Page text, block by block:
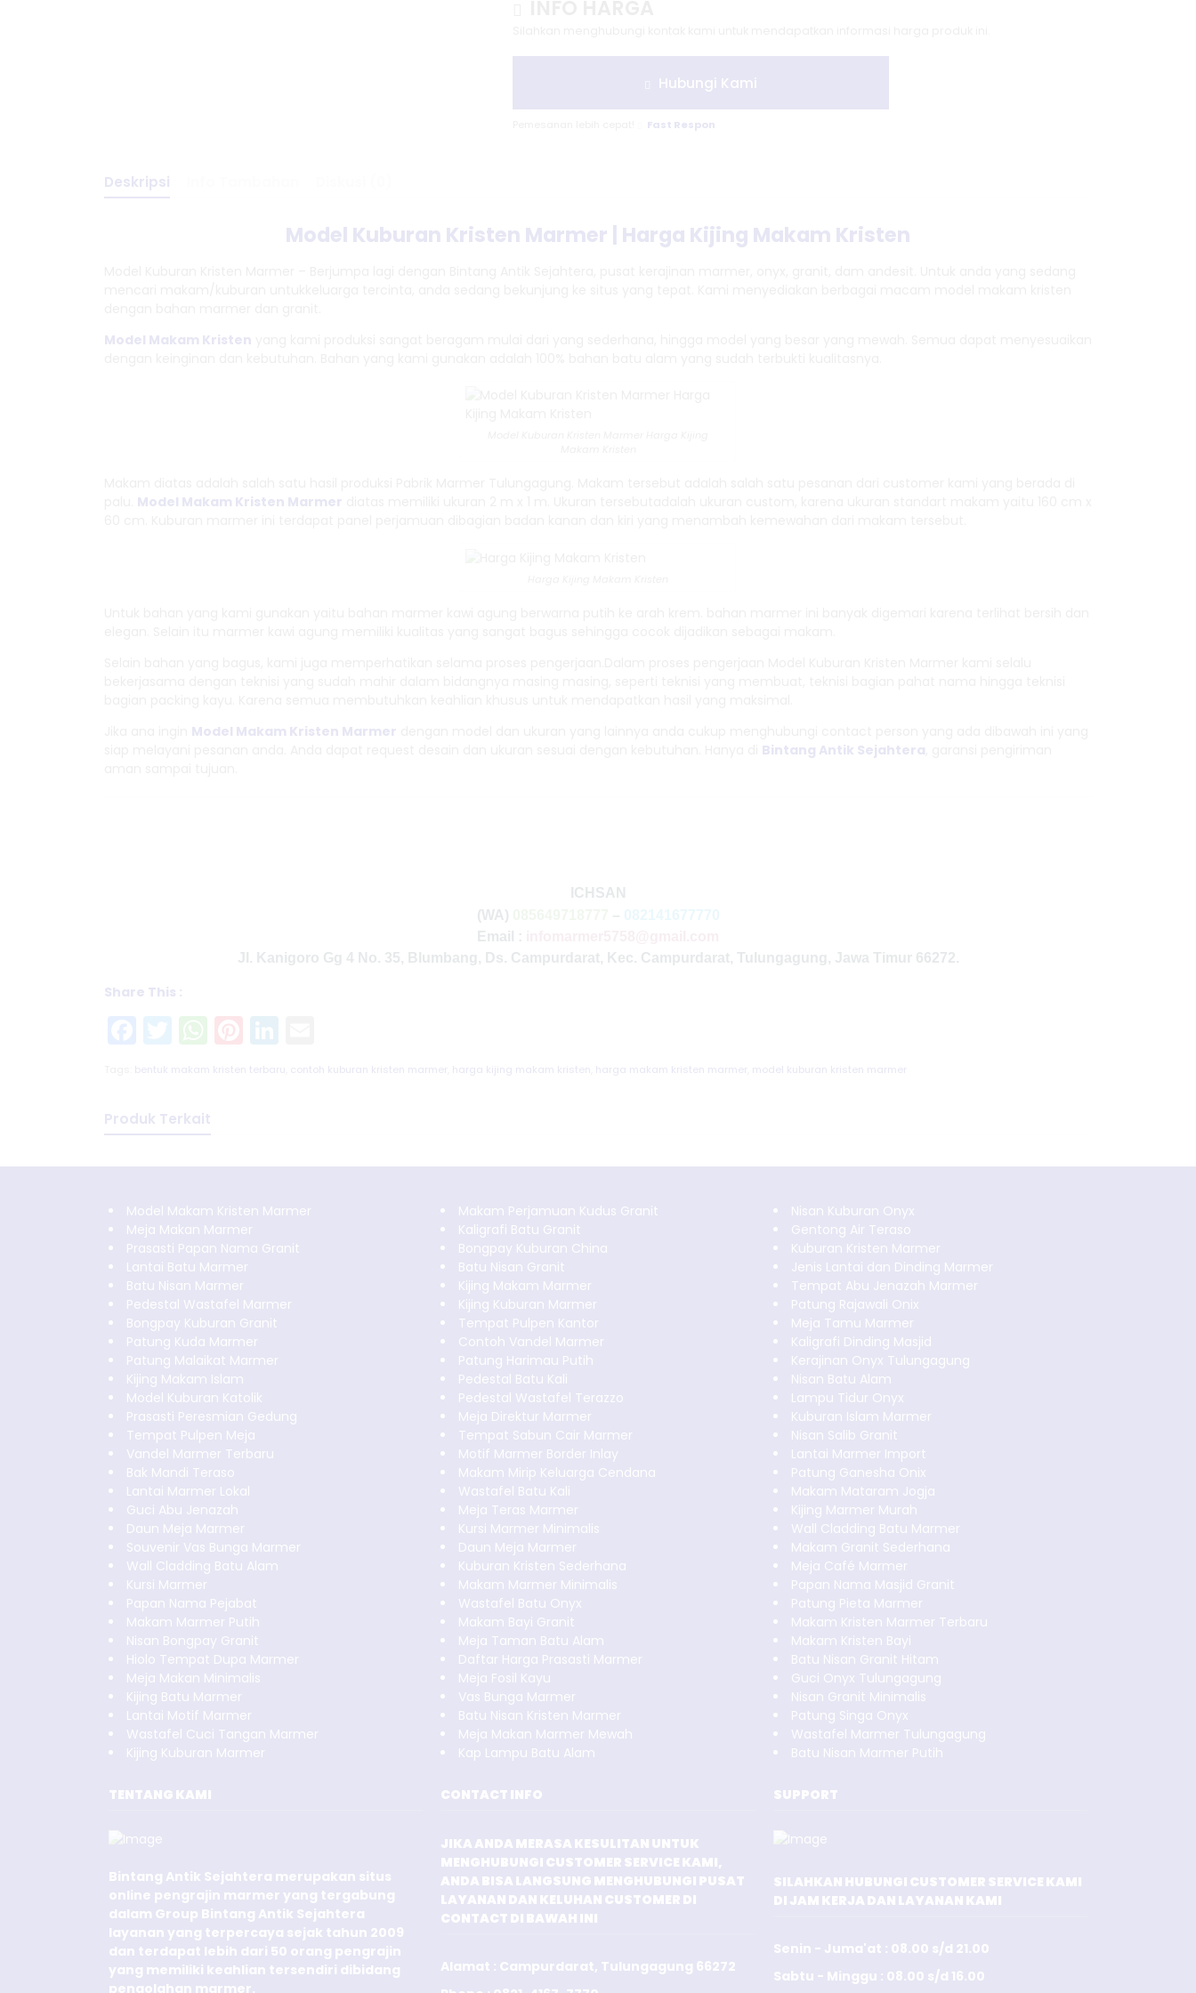
Hubungi Kami
Fast Respon
Deskripsi
Model Kuburan Kristen Marmer | Harga Kijing Makam Kristen
Model Makam Kristen
Model Makam Kristen Marmer
Model Makam Kristen Marmer
Bintang Antik Sejahtera
ICHSAN
(WA)
–
Email :
Jl. Kanigoro Gg 4 No. 35, Blumbang, Ds. Campurdarat, Kec. Campurdarat, Tulungagung, Jawa Timur 66272.
Share This :
Facebook
Twitter
WhatsApp
Pinterest
bentuk makam kristen terbaru contoh kuburan kristen marmer harga kijing makam kristen harga makam kristen marmer model kuburan kristen marmer
Produk Terkait
Model Makam Kristen Marmer
Meja Makan Marmer
Prasasti Papan Nama Granit
Lantai Batu Marmer
Batu Nisan Marmer
Pedestal Wastafel Marmer
Bongpay Kuburan Granit
Patung Kuda Marmer
Patung Malaikat Marmer
Kijing Makam Islam
Model Kuburan Katolik
Prasasti Peresmian Gedung
Tempat Pulpen Meja
Vandel Marmer Terbaru
Bak Mandi Teraso
Lantai Marmer Lokal
Guci Abu Jenazah
Daun Meja Marmer
Souvenir Vas Bunga Marmer
Wall Cladding Batu Alam
Kursi Marmer
Papan Nama Pejabat
Makam Marmer Putih
Nisan Bongpay Granit
Hiolo Tempat Dupa Marmer
Meja Makan Minimalis
Kijing Batu Marmer
Lantai Motif Marmer
Wastafel Cuci Tangan Marmer
Kijing Kuburan Marmer
TENTANG KAMI
Bintang Antik Sejahtera merupakan situs
online pengrajin marmer yang tergabung
dalam Group Bintang Antik Sejahtera
layanan yang terpercaya sejak tahun 2009
dan terdapat lebih dari 50 orang pengrajin
yang memiliki keahlian tersendiri dibidang
pengolahan marmer.
Makam Perjamuan Kudus Granit
Kaligrafi Batu Granit
Bongpay Kuburan China
Batu Nisan Granit
Kijing Makam Marmer
Kijing Kuburan Marmer
Tempat Pulpen Kantor
Contoh Vandel Marmer
Patung Harimau Putih
Pedestal Batu Kali
Pedestal Wastafel Terazzo
Meja Direktur Marmer
Tempat Sabun Cair Marmer
Motif Marmer Border Inlay
Makam Mirip Keluarga Cendana
Wastafel Batu Kali
Meja Teras Marmer
Kursi Marmer Minimalis
Daun Meja Marmer
Kuburan Kristen Sederhana
Makam Marmer Minimalis
Wastafel Batu Onyx
Makam Bayi Granit
Meja Taman Batu Alam
Daftar Harga Prasasti Marmer
Meja Fosil Kayu
Vas Bunga Marmer
Batu Nisan Kristen Marmer
Meja Makan Marmer Mewah
Kap Lampu Batu Alam
CONTACT INFO
JIKA ANDA MERASA KESULITAN UNTUK
MENGHUBUNGI CUSTOMER SERVICE KAMI,
ANDA BISA LANGSUNG MENGHUBUNGI PUSAT
LAYANAN DAN KELUHAN CUSTOMER DI
CONTACT DI BAWAH INI
Alamat : Campurdarat, Tulungagung 66272
Nisan Kuburan Onyx
Gentong Air Teraso
Kuburan Kristen Marmer
Jenis Lantai dan Dinding Marmer
Tempat Abu Jenazah Marmer
Patung Rajawali Onix
Meja Tamu Marmer
Kaligrafi Dinding Masjid
Kerajinan Onyx Tulungagung
Nisan Batu Alam
Lampu Tidur Onyx
Kuburan Islam Marmer
Nisan Salib Granit
Lantai Marmer Import
Patung Ganesha Onix
Makam Mataram Jogja
Kijing Marmer Murah
Wall Cladding Batu Marmer
Makam Granit Sederhana
Meja Café Marmer
Papan Nama Masjid Granit
Patung Pieta Marmer
Makam Kristen Marmer Terbaru
Makam Kristen Bayi
Batu Nisan Granit Hitam
Guci Onyx Tulungagung
Nisan Granit Minimalis
Patung Singa Onyx
Wastafel Marmer Tulungagung
Batu Nisan Marmer Putih
SUPPORT
SILAHKAN HUBUNGI CUSTOMER SERVICE KAMI
DI JAM KERJA DAN LAYANAN KAMI
Senin - Juma'at : 08.00 s/d 21.00
Sabtu - Minggu : 08.00 s/d 16.00